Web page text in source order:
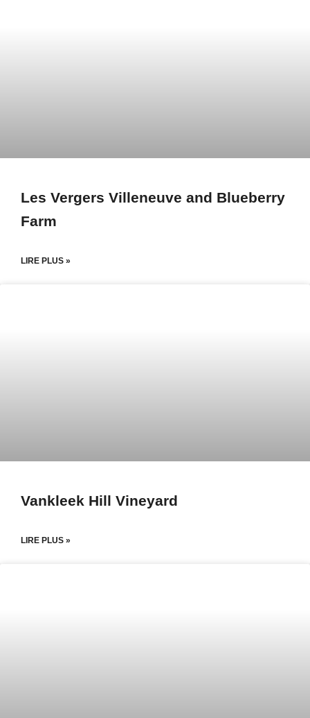
Les Vergers Villeneuve and Blueberry
Farm
LIRE PLUS »
Vankleek Hill Vineyard
LIRE PLUS »